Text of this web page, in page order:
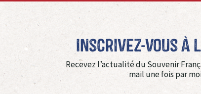
Inscrivez-vous à
Recevez l’actualité du Souvenir
mail une fois par